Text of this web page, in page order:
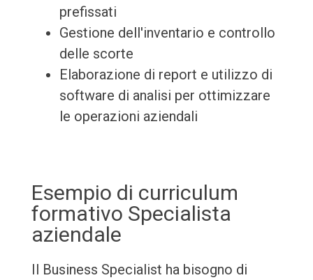
prefissati
Gestione dell'inventario e controllo
delle scorte
Elaborazione di report e utilizzo di
software di analisi per ottimizzare
le operazioni aziendali
Esempio di curriculum
formativo Specialista
aziendale
Il Business Specialist ha bisogno di